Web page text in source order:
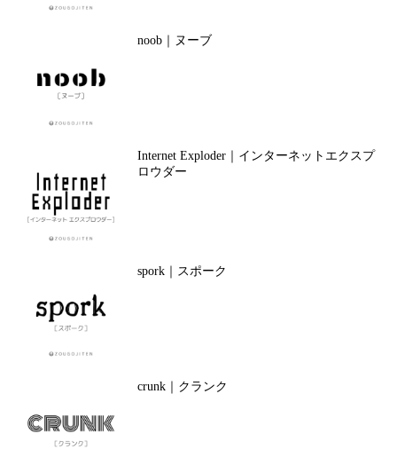
noob｜ヌーブ
Internet Exploder｜インターネットエクスプ
ロウダー
spork｜スポーク
crunk｜クランク